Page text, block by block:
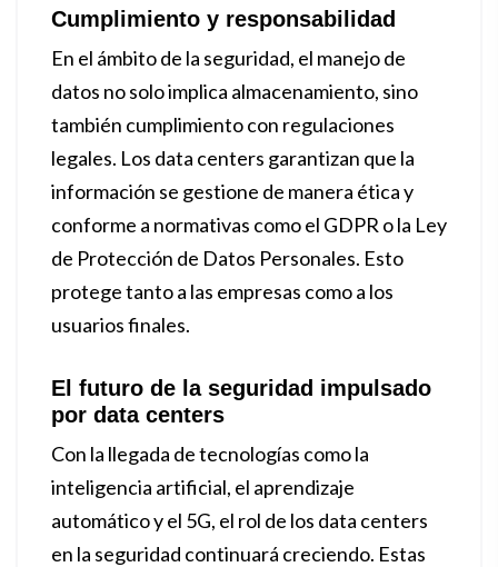
Cumplimiento y responsabilidad
En el ámbito de la seguridad, el manejo de
datos no solo implica almacenamiento, sino
también cumplimiento con regulaciones
legales. Los data centers garantizan que la
información se gestione de manera ética y
conforme a normativas como el GDPR o la Ley
de Protección de Datos Personales. Esto
protege tanto a las empresas como a los
usuarios finales.
El futuro de la seguridad impulsado
por data centers
Con la llegada de tecnologías como la
inteligencia artificial, el aprendizaje
automático y el 5G, el rol de los data centers
en la seguridad continuará creciendo. Estas